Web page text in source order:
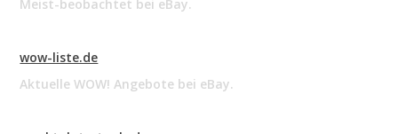
Meist-beobachtet bei eBay.
wow-liste.de
Aktuelle WOW! Angebote bei eBay.